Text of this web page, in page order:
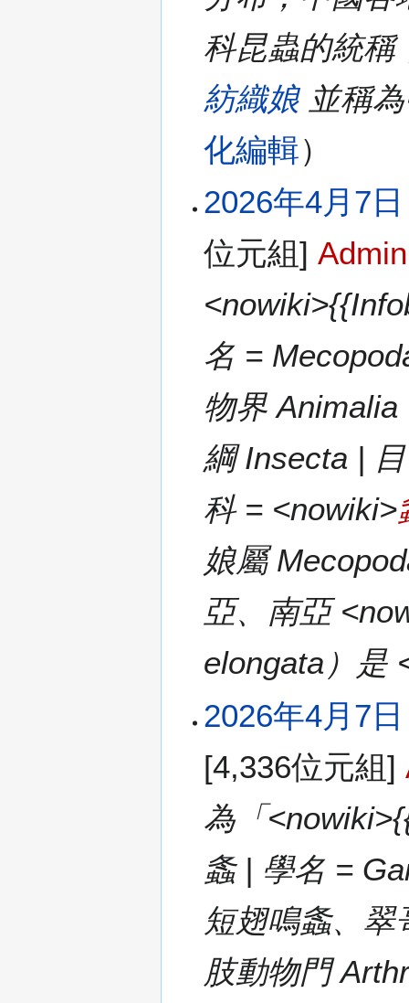
科昆蟲的統
紡織娘並稱
化編輯
2026年4月7
位元組] Admin
名 =
物界
綱 Insecta |
科 = <nowiki>
娘屬
亞、南亞
elongata）是
2026年4月7
[4,336位元組]
為「
螽 | 學名 =
短翅鳴螽、
肢動物門